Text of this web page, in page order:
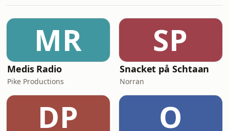
uteblev, hur självtvivlet tog över och
när framtiden inom skådespeleriet
kändes osäker. Hur hanterar man
motgång
MR
Medis Radio
Pike Productions
SP
Snacket på Schtaan
Norran
DP O